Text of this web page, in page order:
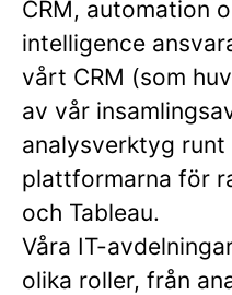
CRM, automation
intelligence
vårt CRM (som
av vår
analysverktyg runt
plattformarna för
och Tableau.
Våra IT-
olika roller, från